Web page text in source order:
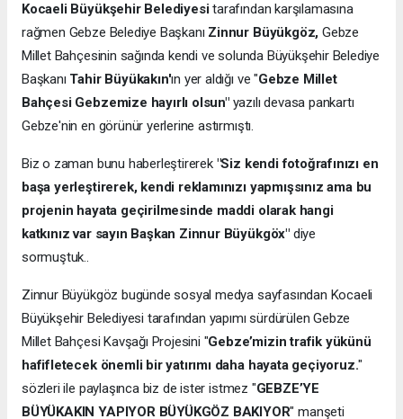
Kocaeli Büyükşehir Belediyesitarafından karşılamasına
rağmen Gebze Belediye Başkanı Zinnur Büyükgöz, Gebze
Millet Bahçesinin sağında kendi ve solunda Büyükşehir Belediye
Başkanı Tahir Büyükakın'ın yer aldığı ve "Gebze Millet
Bahçesi Gebzemize hayırlı olsun"yazılı devasa pankartı
Gebze'nin en görünür yerlerine astırmıştı.
Biz o zaman bunu haberleştirerek "Siz kendi fotoğrafınızı en
başa yerleştirerek, kendi reklamınızı yapmışsınız ama bu
projenin hayata geçirilmesinde maddi olarak hangi
katkınız var sayın Başkan Zinnur Büyükgöx" diye
sormuştuk..
Zinnur Büyükgöz bugünde sosyal medya sayfasından Kocaeli
Büyükşehir Belediyesi tarafından yapımı sürdürülen Gebze
Millet Bahçesi Kavşağı Projesini "Gebze’mizin trafik yükünü
hafifletecek önemli bir yatırımı daha hayata geçiyoruz."
sözleri ile paylaşınca biz de ister istmez "GEBZE’YE
BÜYÜKAKIN YAPIYOR BÜYÜKGÖZ BAKIYOR" manşeti